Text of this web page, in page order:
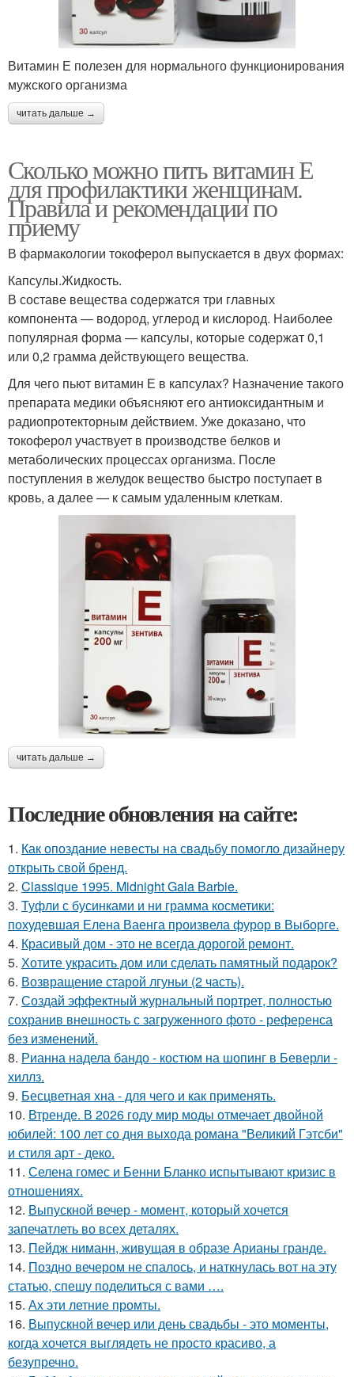
Витамин Е полезен для нормального функционирования
мужского организма
читать дальше →
Сколько можно пить витамин Е
для профилактики женщинам.
Правила и рекомендации по
приему
В фармакологии токоферол выпускается в двух формах:
Капсулы.Жидкость.
В составе вещества содержатся три главных
компонента — водород, углерод и кислород. Наиболее
популярная форма — капсулы, которые содержат 0,1
или 0,2 грамма действующего вещества.
Для чего пьют витамин Е в капсулах? Назначение такого
препарата медики объясняют его антиоксидантным и
радиопротекторным действием. Уже доказано, что
токоферол участвует в производстве белков и
метаболических процессах организма. После
поступления в желудок вещество быстро поступает в
кровь, а далее — к самым удаленным клеткам.
читать дальше →
Последние обновления на сайте:
1. Как опоздание невесты на свадьбу помогло дизайнеру
открыть свой бренд.
2. Classique 1995. Midnight Gala Barbie.
3. Туфли с бусинками и ни грамма косметики:
похудевшая Елена Ваенга произвела фурор в Выборге.
4. Красивый дом - это не всегда дорогой ремонт.
5. Хотите украсить дом или сделать памятный подарок?
6. Возвращение старой лгуньи (2 часть).
7. Создай эффектный журнальный портрет, полностью
сохранив внешность с загруженного фото - референса
без изменений.
8. Рианна надела бандо - костюм на шопинг в Беверли -
хиллз.
9. Бесцветная хна - для чего и как применять.
10. Втренде. В 2026 году мир моды отмечает двойной
юбилей: 100 лет со дня выхода романа "Великий Гэтсби"
и стиля арт - деко.
11. Селена гомес и Бенни Бланко испытывают кризис в
отношениях.
12. Выпускной вечер - момент, который хочется
запечатлеть во всех деталях.
13. Пейдж ниманн, живущая в образе Арианы гранде.
14. Поздно вечером не спалось, и наткнулась вот на эту
статью, спешу поделиться с вами ….
15. Ах эти летние промты.
16. Выпускной вечер или день свадьбы - это моменты,
когда хочется выглядеть не просто красиво, а
безупречно.